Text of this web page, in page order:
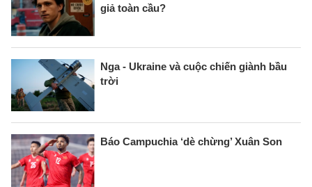
giả toàn cầu?
Nga - Ukraine và cuộc chiến giành bầu
trời
Báo Campuchia ‘dè chừng’ Xuân Son